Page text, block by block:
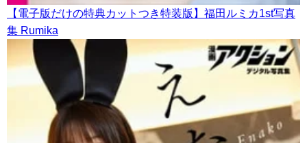
【電子版だけの特典カットつき特装版】福田ルミカ1st写真
集 Rumika